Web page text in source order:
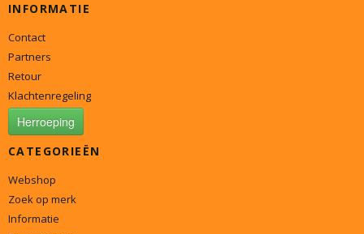
INFORMATIE
Contact
Partners
Retour
Klachtenregeling
Herroeping
CATEGORIEËN
Webshop
Zoek op merk
Informatie